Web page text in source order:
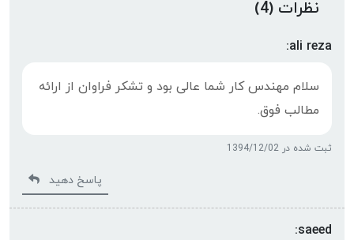
نظرات (4)
ali reza:
سلام مهندس کار شما عالی بود و تشکر فراوان از ارائه
مطالب فوق.
ثبت شده در 1394/12/02
پاسخ دهید
saeed: